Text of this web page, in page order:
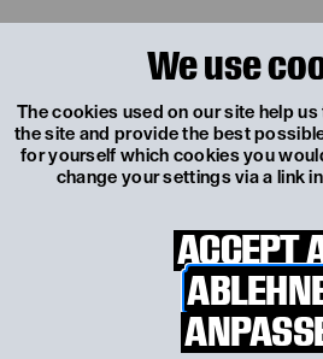
We use
The cookies used on our site help
the site and provide the best
for yourself which cookies you
change your settings via a link
ACCEPT
1820 -